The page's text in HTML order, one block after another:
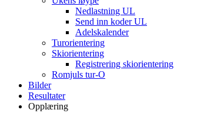
Nedlastning UL
Send inn koder UL
Adelskalender
Turorientering
Skiorientering
Registrering skiorientering
Romjuls tur-O
Bilder
Resultater
Opplæring